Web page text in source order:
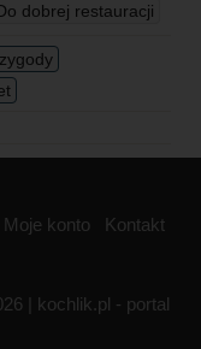
dobrej restauracji
Moje konto Kontakt
| kochlik.pl - portal